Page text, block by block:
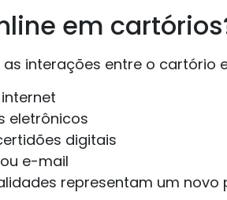
em
interações entre o cartório
eletrônicos
digitais
e-mail
representam um